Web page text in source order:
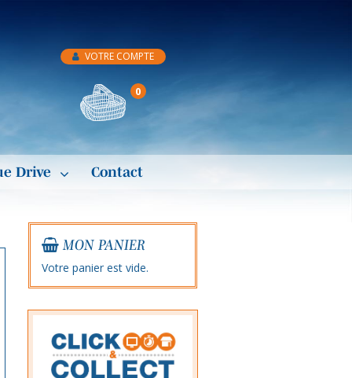
VOTRE COMPTE
0
Drive Contact
MON PANIER
Votre panier est vide.